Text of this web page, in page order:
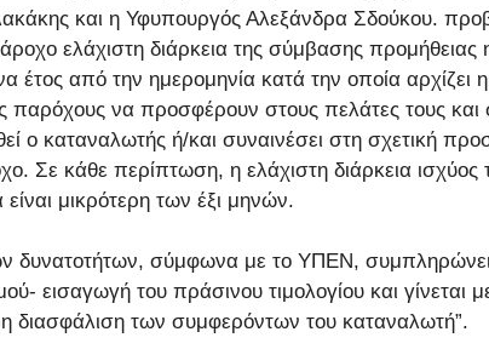
και η Υφυπουργός Αλεξάνδρα Σδούκου.
ελάχιστη διάρκεια της σύμβασης προμήθειας
έτος από την ημερομηνία κατά την οποία
παρόχους να προσφέρουν στους πελάτες τους και
ο καταναλωτής ή/και συναινέσει στη σχετική
Σε κάθε περίπτωση, η ελάχιστη διάρκεια
μικρότερη των έξι μηνών.
δυνατοτήτων, σύμφωνα με το ΥΠΕΝ,
εισαγωγή του πράσινου τιμολογίου και γίνεται
διασφάλιση των συμφερόντων του καταναλωτή”.